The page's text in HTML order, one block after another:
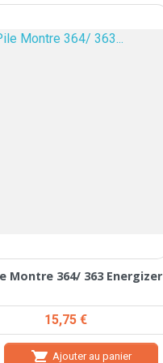
Montre 364/ 363 Energizer
Prix
15,75 €
 Ajouter au panier